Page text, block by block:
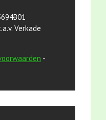
Verkade
-